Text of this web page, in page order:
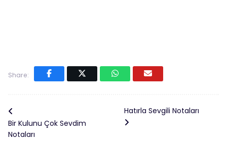
Share:
Bir Kulunu Çok Sevdim
Notaları
Hatırla Sevgili Notaları